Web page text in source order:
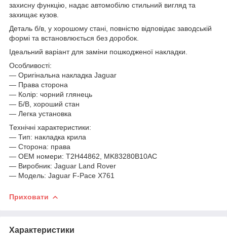
захисну функцію, надає автомобілю стильний вигляд та
захищає кузов.
Деталь б/в, у хорошому стані, повністю відповідає заводській
формі та встановлюється без доробок.
Ідеальний варіант для заміни пошкодженої накладки.
Особливості:
— Оригінальна накладка Jaguar
— Права сторона
— Колір: чорний глянець
— Б/В, хороший стан
— Легка установка
Технічні характеристики:
— Тип: накладка крила
— Сторона: права
— OEM номери: T2H44862, MK83280B10AC
— Виробник: Jaguar Land Rover
— Модель: Jaguar F-Pace X761
Приховати
Характеристики